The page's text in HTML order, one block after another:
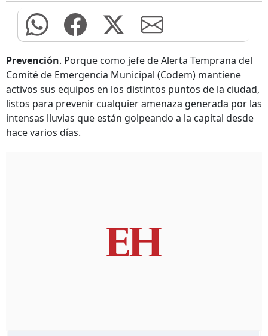
Prevención. Porque como jefe de Alerta Temprana del
Comité de Emergencia Municipal (Codem) mantiene
activos sus equipos en los distintos puntos de la ciudad,
listos para prevenir cualquier amenaza generada por las
intensas lluvias que están golpeando a la capital desde
hace varios días.